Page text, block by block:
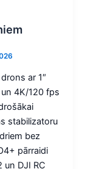
ar 1″
4K/120 fps
stabilizatoru
bez
pārraidi
un DJI RC